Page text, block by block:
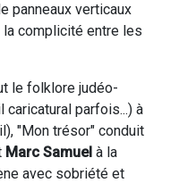
panneaux verticaux
complicité entre les
le folklore judéo-
caricatural parfois...) à
"Mon trésor" conduit
Marc Samuel à la
avec sobriété et